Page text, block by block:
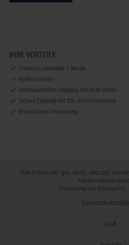
IHRE VORTEILE
Lieferung innerhalb 1 Woche
Widerrufsrecht
Vertrauensvoller Umgang mit Ihren Daten
Sichere Zahlung mit SSL-Verschlüsselung
Bruchsichere Verpackung
*Alle Preise inkl. ges. MwSt. und zzgl.
Falzlos-
Gestaltung und Konzeption:
AGB